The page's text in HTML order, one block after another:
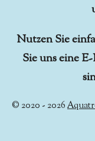
Nutzen Sie
Sie uns eine
© 2020 - 2026